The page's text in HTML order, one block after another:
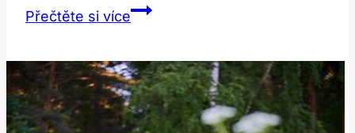
Přečtěte si víceGizzard:
Znamená
a
Jak